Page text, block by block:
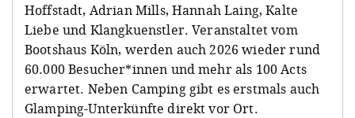
Hoffstadt, Adrian Mills, Hannah Laing, Kalte
Liebe und Klangkuenstler. Veranstaltet vom
Bootshaus Köln, werden auch 2026 wieder rund
60.000 Besucher*innen und mehr als 100 Acts
erwartet. Neben Camping gibt es erstmals auch
Glamping-Unterkünfte direkt vor Ort.